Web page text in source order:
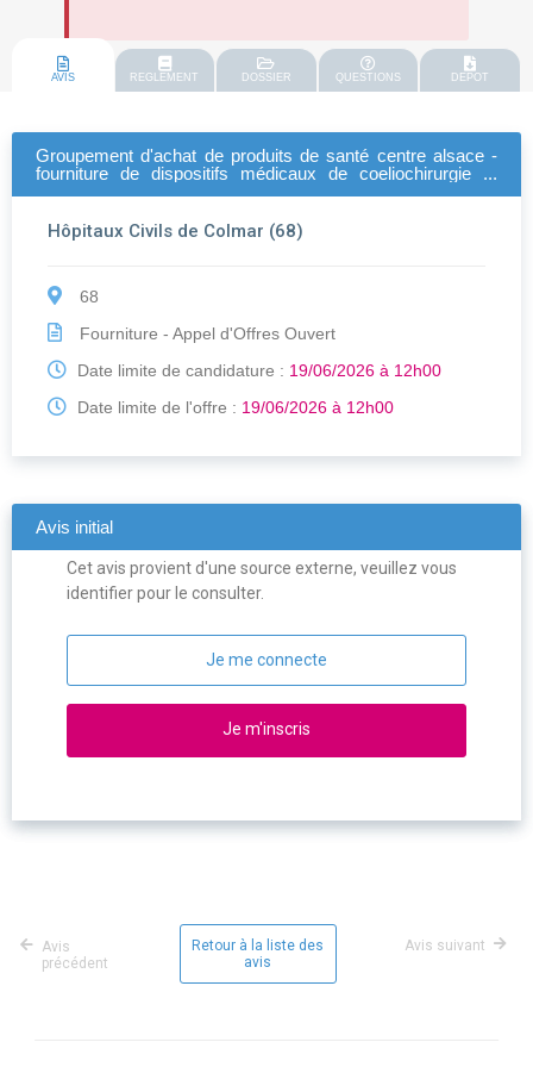
AVIS REGLEMENT DOSSIER QUESTIONS DEPOT
Groupement d'achat de produits de santé centre alsace -
fourniture de dispositifs médicaux de coeliochirurgie et
Hôpitaux Civils de Colmar (68)
68
Fourniture - Appel d'Offres Ouvert
Date limite de candidature : 19/06/2026 à 12h00
Date limite de l'offre : 19/06/2026 à 12h00
Avis initial
Cet avis provient d'une source externe, veuillez vous
identifier pour le consulter.
Je me connecte
Je m'inscris
Avis
précédent
Retour à la liste des
avis
Avis suivant